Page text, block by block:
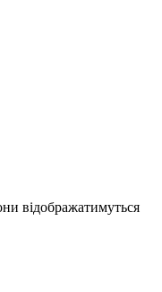
відображатимуться